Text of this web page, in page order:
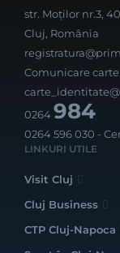
str. Moților nr.3,
Cluj, România
Comunicare
0264984
0264 596 030 -
LINKURI UTILE
Visit Cluj
Cluj Business
CTP Cluj-Napoca